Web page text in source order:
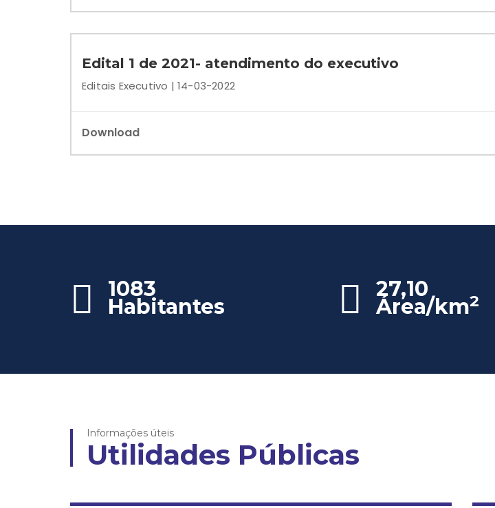
Edital 1 de 2021- atendimento do executivo
Editais Executivo | 14-03-2022
Download
1083
Habitantes
27,10
Área/km2
Informações úteis
Utilidades Públicas